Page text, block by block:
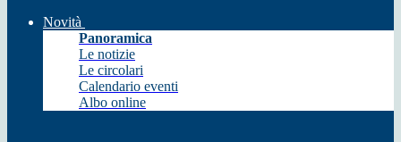
Novità
Panoramica
Le notizie
Le circolari
Calendario eventi
Albo online